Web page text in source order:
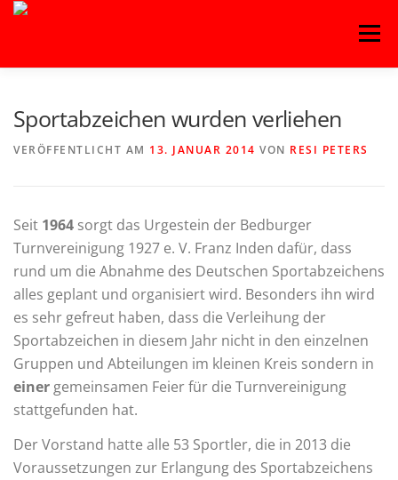
Zum
Menü
LEICHTATHLETIK OUTDOORSPORT
TURNEN VOLLEYBALL
Sportabzeichen wurden verliehen
VERÖFFENTLICHT AM 13. JANUAR 2014 VON RESI PETERS
Seit 1964 sorgt das Urgestein der Bedburger
Turnvereinigung 1927 e. V. Franz Inden dafür, dass
rund um die Abnahme des Deutschen Sportabzeichens
alles geplant und organisiert wird. Besonders ihn wird
es sehr gefreut haben, dass die Verleihung der
Sportabzeichen in diesem Jahr nicht in den einzelnen
Gruppen und Abteilungen im kleinen Kreis sondern in
einer gemeinsamen Feier für die Turnvereinigung
stattgefunden hat.
Der Vorstand hatte alle 53 Sportler, die in 2013 die
Voraussetzungen zur Erlangung des Sportabzeichens